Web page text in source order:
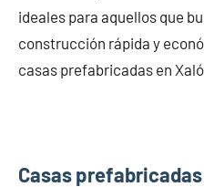
ideales para aquellos que
construcción rápida y
casas prefabricadas en
Casas